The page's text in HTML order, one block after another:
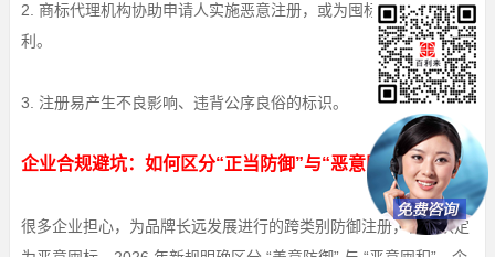
2. 商标代理机构协助申请人实施恶意注册，或为囤标行为提供便
利。
3. 注册易产生不良影响、违背公序良俗的标识。
企业合规避坑：如何区分“正当防御”与“恶意囤标”
很多企业担心，为品牌长远发展进行的跨类别防御注册，会被认定